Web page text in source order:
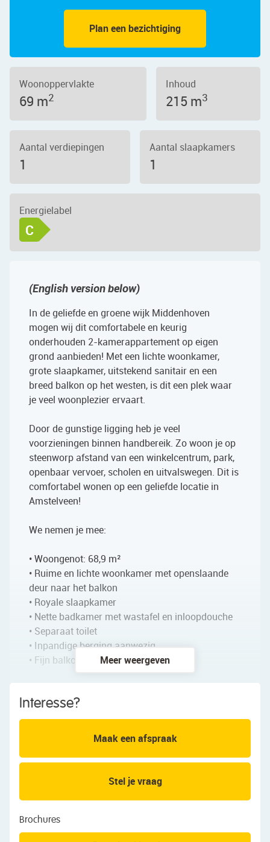
Plan een bezichtiging
Woonoppervlakte
69 m2
Inhoud
215 m3
Aantal verdiepingen
1
Aantal slaapkamers
1
Energielabel
C
(English version below)
In de geliefde en groene wijk Middenhoven
mogen wij dit comfortabele en keurig
onderhouden 2-kamerappartement op eigen
grond aanbieden! Met een lichte woonkamer,
grote slaapkamer, uitstekend sanitair en een
breed balkon op het westen, is dit een plek waar
je veel woonplezier ervaart.
Door de gunstige ligging heb je veel
voorzieningen binnen handbereik. Zo woon je op
steenworp afstand van een winkelcentrum, park,
openbaar vervoer, scholen en uitvalswegen. Dit is
comfortabel wonen op een geliefde locatie in
Amstelveen!
We nemen je mee:
• Woongenot: 68,9 m²
• Ruime en lichte woonkamer met openslaande
deur naar het balkon
• Royale slaapkamer
• Nette badkamer met wastafel en inloopdouche
• Separaat toilet
• Inpandige berging aanwezig
• Fijn balkon met veel privacy
Begane grond:
Afgesloten entree met bellentableau en
brievenbussen. Er is een gemeenschappelijke hal
met liften en toegang tot de bergingen.
Het appartement ligt op de achtste en tevens
bovenste verdieping van een netjes onderhouden
complex. Na binnenkomst beland je in de
Meer weergeven
Interesse?
Maak een afspraak
Stel je vraag
Brochures